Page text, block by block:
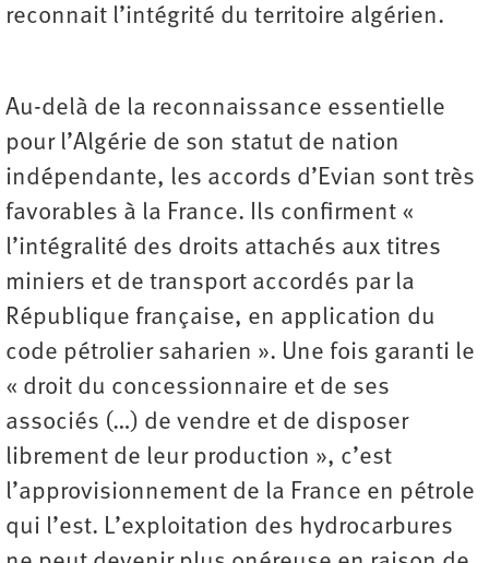
reconnait l’intégrité du territoire algérien.
Au-delà de la reconnaissance essentielle
pour l’Algérie de son statut de nation
indépendante, les accords d’Evian sont très
favorables à la France. Ils confirment «
l’intégralité des droits attachés aux titres
miniers et de transport accordés par la
République française, en application du
code pétrolier saharien ». Une fois garanti le
« droit du concessionnaire et de ses
associés (…) de vendre et de disposer
librement de leur production », c’est
l’approvisionnement de la France en pétrole
qui l’est. L’exploitation des hydrocarbures